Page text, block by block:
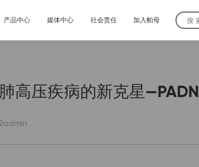
产品中心
心衰
媒体中心
企业荣誉
社会责任
先锋学院
加入帕母
人才招聘
高压疾病的新克星—PADN
admin